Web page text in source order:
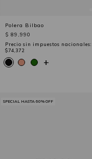
Polera Bilbao
$ 89,990
Precio sin impuestos nacionales:
$74,372
+
SPECIAL HASTA 60% OFF